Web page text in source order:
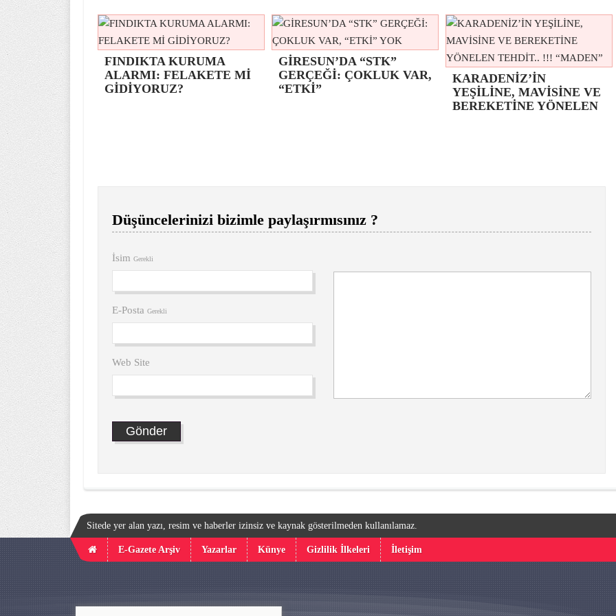
FINDIKTA KURUMA
ALARMI: FELAKETE Mİ
GİDİYORUZ?
GİRESUN’DA “STK”
GERÇEĞİ: ÇOKLUK VAR,
“ETKİ”
KARADENİZ’İN
YEŞİLİNE, MAVİSİNE VE
BEREKETİNE YÖNELEN
Düşüncelerinizi bizimle paylaşırmısınız ?
İsim Gerekli
E-Posta Gerekli
Web Site
Sitede yer alan yazı, resim ve haberler izinsiz ve kaynak gösterilmeden kullanılamaz.
E-Gazete Arşiv Yazarlar Künye Gizlilik İlkeleri İletişim